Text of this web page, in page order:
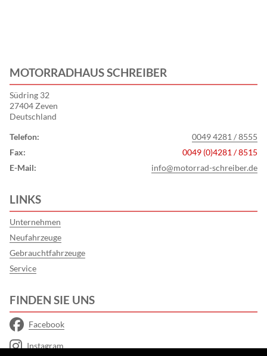
MOTORRADHAUS SCHREIBER
Südring 32
27404 Zeven
Deutschland
Telefon:
0049 4281 / 8555
Fax:
0049 (0)4281 / 8515
E-Mail:
info@motorrad-schreiber.de
LINKS
Unternehmen
Neufahrzeuge
Gebrauchtfahrzeuge
Service
FINDEN SIE UNS
Facebook
Instagram